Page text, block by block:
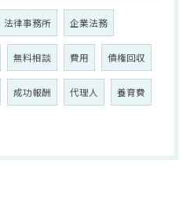
法律事務所 企業法務
無料相談 費用 債権回収
成功報酬 代理人 養育費